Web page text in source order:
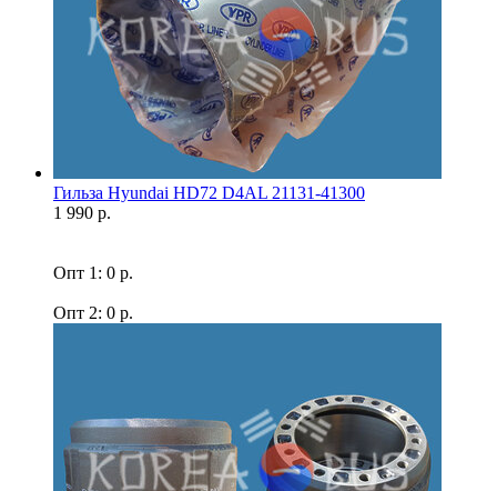
Гильза Hyundai HD72 D4AL 21131-41300
1 990 р.
Опт 1: 0 р.
Опт 2: 0 р.